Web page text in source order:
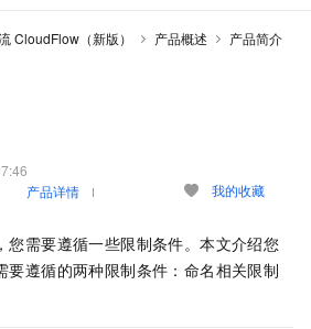
CloudFlow（新版） 产品概述
产品简介
产品详情 我的收藏
您需要遵循一些限制条件。本文介绍您
要遵循的两种限制条件：命名相关限制